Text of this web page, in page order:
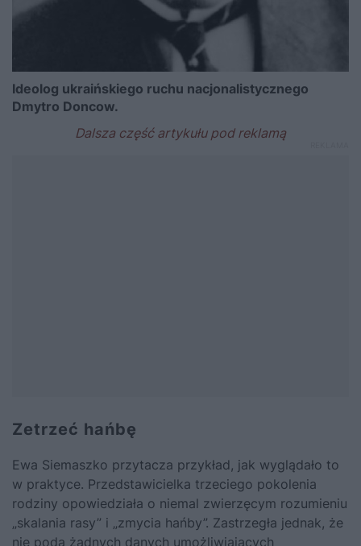
Ideolog ukraińskiego ruchu nacjonalistycznego
Dmytro Doncow.
Zetrzeć hańbę
Ewa Siemaszko przytacza przykład, jak wyglądało to
w praktyce. Przedstawicielka trzeciego pokolenia
rodziny opowiedziała o niemal zwierzęcym rozumieniu
„skalania rasy” i „zmycia hańby”. Zastrzegła jednak, że
nie poda żadnych danych umożliwiających